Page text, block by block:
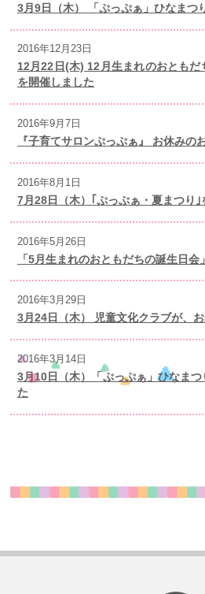
3月9日（木） 「ぷっぷぁ」ひなまつ
2016年12月23日
12月22日(木) 12月生まれのおとも
を開催しました
2016年9月7日
『子育てサロンぷっぷぁ』 お休みの
2016年8月1日
7月28日（木）｢ぷっぷぁ・夏まつり｣
2016年5月26日
「5月生まれのおともだちの誕生日会
2016年3月29日
3月24日（木） 児童文化クラブが、
2016年3月14日
3月10日（木）「ぷっぷぁ」ひなま
た